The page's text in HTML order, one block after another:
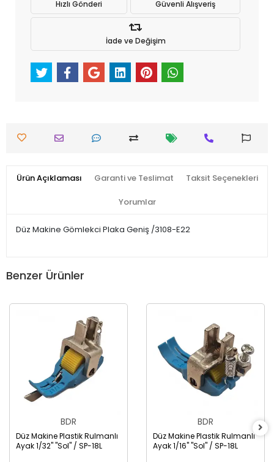
Hızlı Gönderi Güvenli Alışveriş
İade ve Değişim
Ürün Açıklaması Garanti ve Teslimat Taksit Seçenekleri
Yorumlar
Düz Makine Gömlekci Plaka Geniş /3108-E22
Benzer Ürünler
BDR
Düz Makine Plastik Rulmanlı
Ayak 1/32" "Sol" / SP-18L
BDR
Düz Makine Plastik Rulmanlı
Ayak 1/16" "Sol" / SP-18L